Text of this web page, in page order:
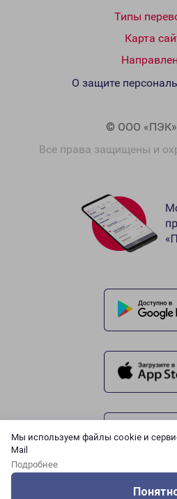
Мы используем файлы cookie и
Mail
Подробнее
Типы
Карта
© ООО
Все права защищены и
О защите